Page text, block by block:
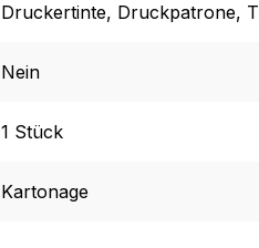
Druckertinte, Druckpatrone,
Nein
1 Stück
Kartonage